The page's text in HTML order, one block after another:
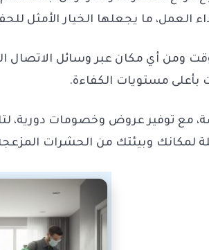
العمل، ما يجعلها الخيار الأمثل
أي مكان عبر وسائل الاتصال
مستويات الكفاءة.
مع توفير عروض وخصومات دورية،
لمكانك وبيئتك من الحشرات